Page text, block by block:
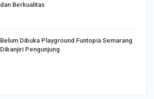
dan Berkualitas
Belum Dibuka Playground Funtopia Semarang
Dibanjiri Pengunjung